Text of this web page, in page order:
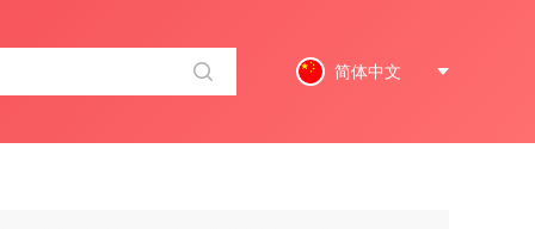
简体中文